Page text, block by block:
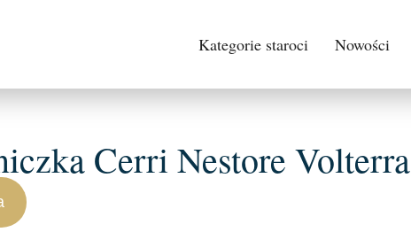
Kategorie staroci Nowości
Cerri Nestore Volterra